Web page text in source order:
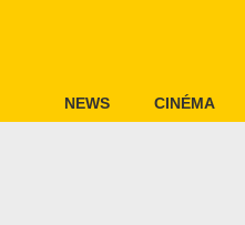
NEWS CINÉMA